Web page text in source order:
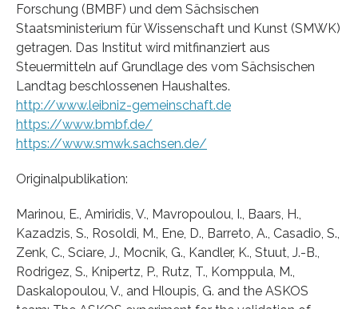
Forschung (BMBF) und dem Sächsischen
Staatsministerium für Wissenschaft und Kunst (SMWK)
getragen. Das Institut wird mitfinanziert aus
Steuermitteln auf Grundlage des vom Sächsischen
Landtag beschlossenen Haushaltes.
http://www.leibniz-gemeinschaft.de
https://www.bmbf.de/
https://www.smwk.sachsen.de/
Originalpublikation:
Marinou, E., Amiridis, V., Mavropoulou, I., Baars, H.,
Kazadzis, S., Rosoldi, M., Ene, D., Barreto, A., Casadio, S.,
Zenk, C., Sciare, J., Mocnik, G., Kandler, K., Stuut, J.-B.,
Rodrigez, S., Knipertz, P., Rutz, T., Komppula, M.,
Daskalopoulou, V., and Hloupis, G. and the ASKOS